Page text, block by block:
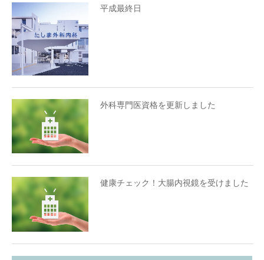
平成最終日
外科専門医資格を更新しました
健康チェック！大腸内視鏡を受けました